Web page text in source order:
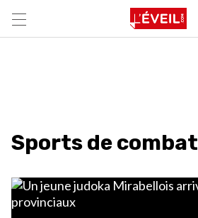
Sports de combat